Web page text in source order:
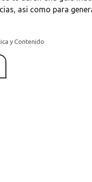
asi como para
y Contenido